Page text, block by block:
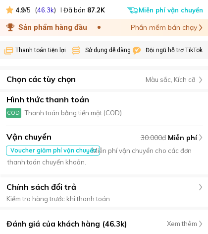
Miễn phí vận chuyển
4.9/5 (46.3k) I Đã bán 87.2K
Sản phẩm hàng đầu Phần mềm bán chạy
Thanh toán tiện lợi Sử dụng dễ dàng Đội ngũ hỗ trợ TikTok
Chọn các tùy chọn Màu sắc, Kích cỡ
Miễn phí vận chuyển cho các đơn
thanh toán chuyển khoản.
Vận chuyển 30.000đ Miễn phí
Voucher giảm phí vận chuyển
Hình thức thanh toán
Thanh toán bằng tiền mặt (COD)
COD
Chính sách đổi trả
Kiểm tra hàng trước khi thanh toán
Đánh giá của khách hàng (46.3k) Xem thêm